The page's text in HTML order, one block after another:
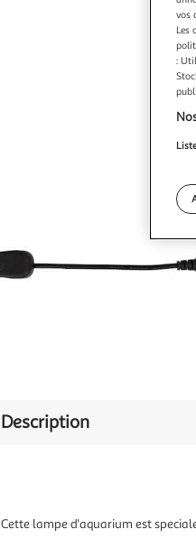
Description
Cette lampe d'aquarium est
vos
Les
: